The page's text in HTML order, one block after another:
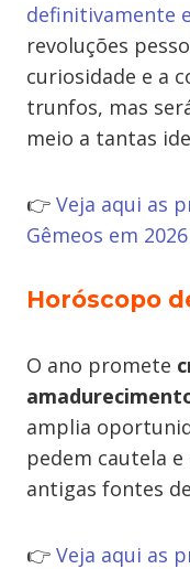
definitivamente
revoluções
curiosidade e a
trunfos, mas
meio a tantas
👉 Veja aqui as
Gêmeos em 2026
Horóscopo
O ano promete
amplia
pedem cautela
antigas fontes
👉 Veja aqui as